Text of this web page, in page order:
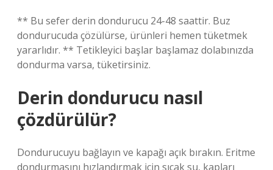
** Bu sefer derin dondurucu 24-48 saattir. Buz
dondurucuda çözülürse, ürünleri hemen tüketmek
yararlıdır. ** Tetikleyici başlar başlamaz dolabınızda
dondurma varsa, tüketirsiniz.
Derin dondurucu nasıl
çözdürülür?
Dondurucuyu bağlayın ve kapağı açık bırakın. Eritme
dondurmasını hızlandırmak için sıcak su, kapları